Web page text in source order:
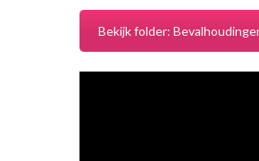
Bekijk folder: